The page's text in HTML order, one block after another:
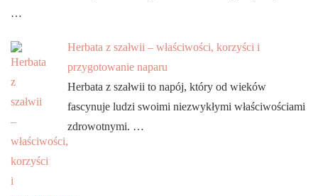
…
Herbata z szałwii – właściwości, korzyści i
przygotowanie naparu
Herbata z szałwii to napój, który od wieków
fascynuje ludzi swoimi niezwykłymi właściwościami
zdrowotnymi. …